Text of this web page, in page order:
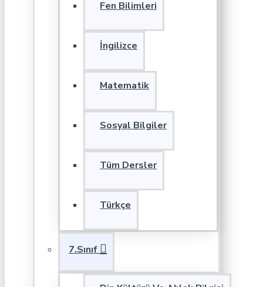
Fen Bilimleri
İngilizce
Matematik
Sosyal Bilgiler
Tüm Dersler
Türkçe
7.Sınıf